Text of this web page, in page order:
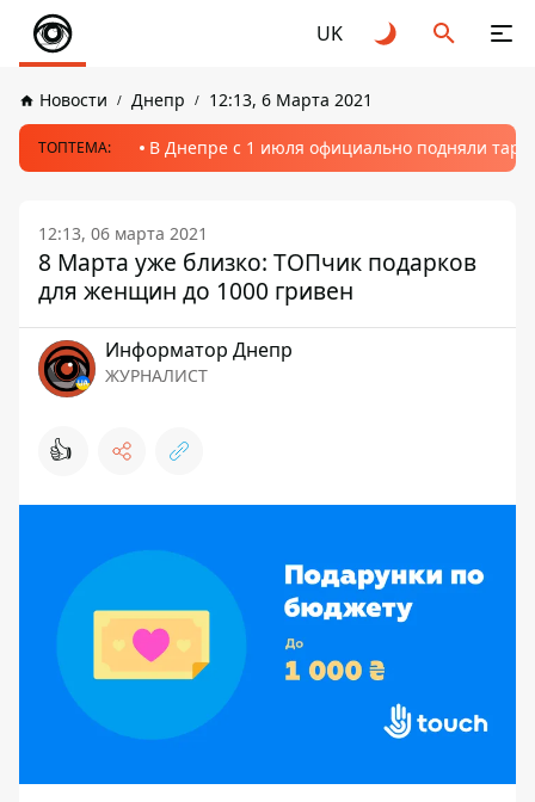
UK
Новости Днепр 12:13, 6 Марта 2021
ТОПТЕМА: В Днепре с 1 июля официально подняли
12:13, 06 марта 2021
8 Марта уже близко: ТОПчик подарков
для женщин до 1000 гривен
Информатор Днепр
ЖУРНАЛИСТ
👍